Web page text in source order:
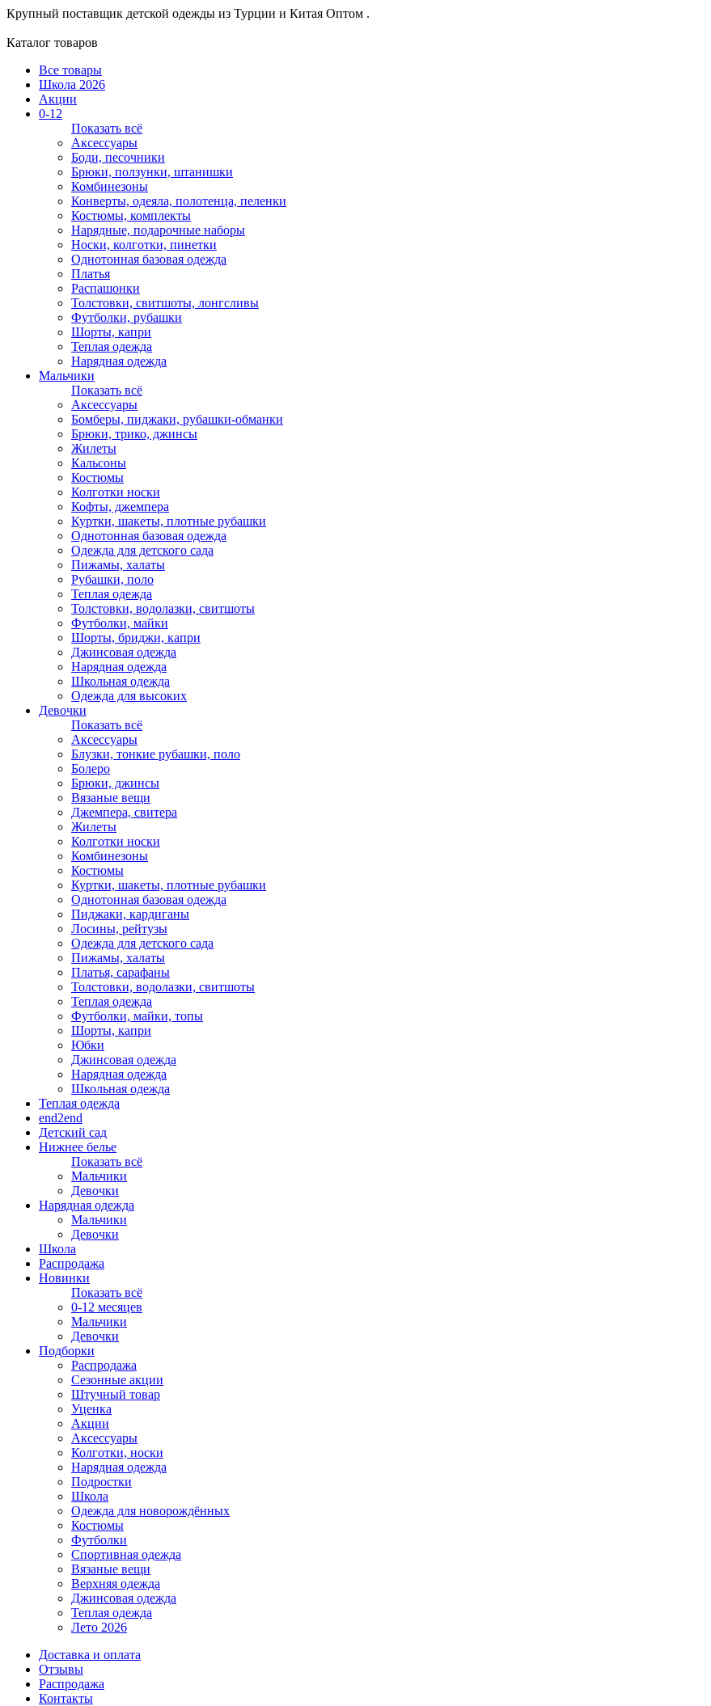
Крупный поставщик детской одежды из Турции и Китая Оптом .
Каталог товаров
Все товары
Школа 2026
Акции
0-12
Показать всё
Аксессуары
Боди, песочники
Брюки, ползунки, штанишки
Комбинезоны
Конверты, одеяла, полотенца, пеленки
Костюмы, комплекты
Нарядные, подарочные наборы
Носки, колготки, пинетки
Однотонная базовая одежда
Платья
Распашонки
Толстовки, свитшоты, лонгсливы
Футболки, рубашки
Шорты, капри
Теплая одежда
Нарядная одежда
Мальчики
Показать всё
Аксессуары
Бомберы, пиджаки, рубашки-обманки
Брюки, трико, джинсы
Жилеты
Кальсоны
Костюмы
Колготки носки
Кофты, джемпера
Куртки, шакеты, плотные рубашки
Однотонная базовая одежда
Одежда для детского сада
Пижамы, халаты
Рубашки, поло
Теплая одежда
Толстовки, водолазки, свитшоты
Футболки, майки
Шорты, бриджи, капри
Джинсовая одежда
Нарядная одежда
Школьная одежда
Одежда для высоких
Девочки
Показать всё
Аксессуары
Блузки, тонкие рубашки, поло
Болеро
Брюки, джинсы
Вязаные вещи
Джемпера, свитера
Жилеты
Колготки носки
Комбинезоны
Костюмы
Куртки, шакеты, плотные рубашки
Однотонная базовая одежда
Пиджаки, кардиганы
Лосины, рейтузы
Одежда для детского сада
Пижамы, халаты
Платья, сарафаны
Толстовки, водолазки, свитшоты
Теплая одежда
Футболки, майки, топы
Шорты, капри
Юбки
Джинсовая одежда
Нарядная одежда
Школьная одежда
Теплая одежда
end2end
Детский сад
Нижнее белье
Показать всё
Мальчики
Девочки
Нарядная одежда
Мальчики
Девочки
Школа
Распродажа
Новинки
Показать всё
0-12 месяцев
Мальчики
Девочки
Подборки
Распродажа
Сезонные акции
Штучный товар
Уценка
Акции
Аксессуары
Колготки, носки
Нарядная одежда
Подростки
Школа
Одежда для новорождённых
Костюмы
Футболки
Спортивная одежда
Вязаные вещи
Верхняя одежда
Джинсовая одежда
Теплая одежда
Лето 2026
Доставка и оплата
Отзывы
Распродажа
Контакты